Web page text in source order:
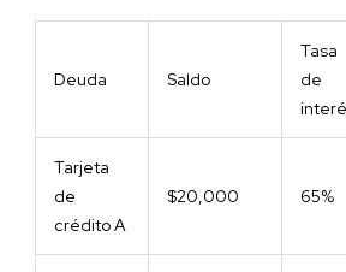
Deuda Saldo
Tasa
de
Tarjeta
de
crédito A
$20,000 65%